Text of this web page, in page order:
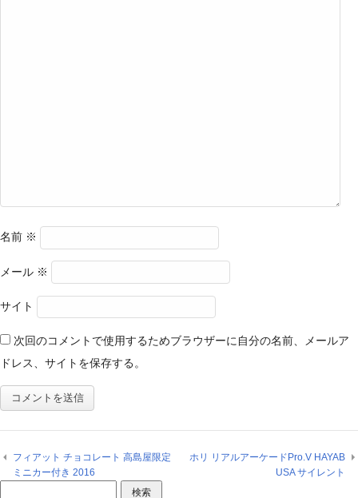
名前 ※
メール ※
サイト
次回のコメントで使用するためブラウザーに自分の名前、メールア
ドレス、サイトを保存する。
フィアット チョコレート 高島屋限定
ミニカー付き 2016
ホリ リアルアーケードPro.V HAYAB
USA サイレント